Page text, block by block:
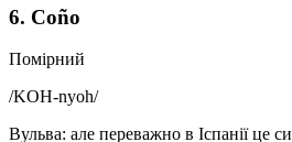
6. Coño
Помірний
/KOH-nyoh/
Вульва: але переважно в Іспанії це